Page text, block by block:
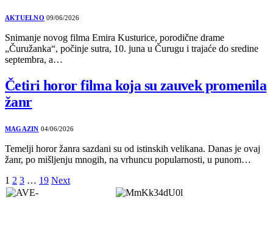
AKTUELNO 09/06/2026
Snimanje novog filma Emira Kusturice, porodične drame
„Čuružanka“, počinje sutra, 10. juna u Čurugu i trajaće do sredine
septembra, a…
Četiri horor filma koja su zauvek promenila
žanr
MAGAZIN 04/06/2026
Temelji horor žanra sazdani su od istinskih velikana. Danas je ovaj
žanr, po mišljenju mnogih, na vrhuncu popularnosti, u punom…
1 2 3 … 19 Next